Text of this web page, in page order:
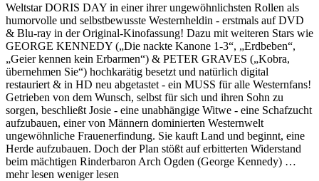
Weltstar DORIS DAY in einer ihrer ungewöhnlichsten Rollen als
humorvolle und selbstbewusste Westernheldin - erstmals auf DVD
& Blu-ray in der Original-Kinofassung! Dazu mit weiteren Stars wie
GEORGE KENNEDY („Die nackte Kanone 1-3“, „Erdbeben“,
„Geier kennen kein Erbarmen“) & PETER GRAVES („Kobra,
übernehmen Sie“) hochkarätig besetzt und natürlich digital
restauriert & in HD neu abgetastet - ein MUSS für alle Westernfans!
Getrieben von dem Wunsch, selbst für sich und ihren Sohn zu
sorgen, beschließt Josie - eine unabhängige Witwe - eine Schafzucht
aufzubauen, einer von Männern dominierten Westernwelt
ungewöhnliche Frauenerfindung. Sie kauft Land und beginnt, eine
Herde aufzubauen. Doch der Plan stößt auf erbitterten Widerstand
beim mächtigen Rinderbaron Arch Ogden (George Kennedy) …
mehr lesen weniger lesen